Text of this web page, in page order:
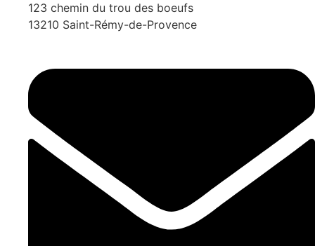
123 chemin du trou des boeufs
13210 Saint-Rémy-de-Provence